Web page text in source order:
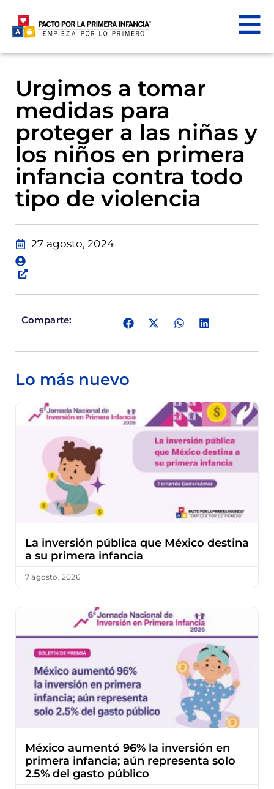
Urgimos a tomar
medidas para
proteger a las niñas y
los niños en primera
infancia contra todo
tipo de violencia
27 agosto, 2024
Comparte:
Lo más nuevo
La inversión pública que México destina
a su primera infancia
7 agosto, 2026
México aumentó 96% la inversión en
primera infancia; aún representa solo
2.5% del gasto público